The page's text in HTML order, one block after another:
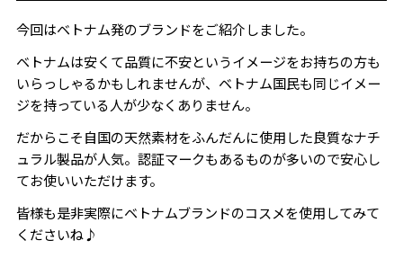
今回はベトナム発のブランドをご紹介しました。
ベトナムは安くて品質に不安というイメージをお持ちの方も
いらっしゃるかもしれませんが、ベトナム国民も同じイメー
ジを持っている人が少なくありません。
だからこそ自国の天然素材をふんだんに使用した良質なナチ
ュラル製品が人気。認証マークもあるものが多いので安心し
てお使いいただけます。
皆様も是非実際にベトナムブランドのコスメを使用してみて
くださいね♪